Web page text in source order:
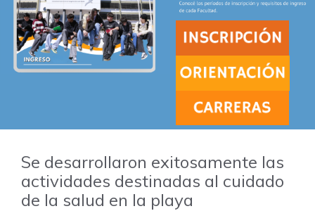
Se desarrollaron exitosamente las
actividades destinadas al cuidado
de la salud en la playa